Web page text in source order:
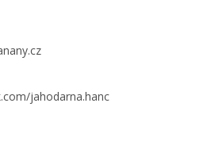
jahodarna.hanc